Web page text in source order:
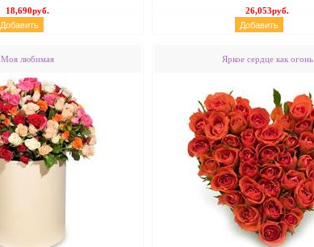
18,690руб. 26,053руб.
Моя любимая Яркое сердце как огонь